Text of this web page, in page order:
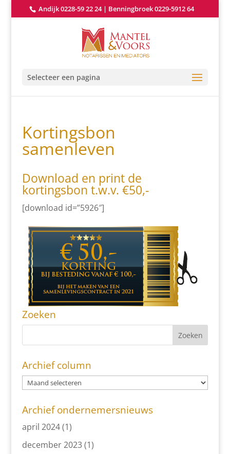
Andijk 0228-59 22 24| Benningbroek 0229-5912 64
Selecteer een pagina
Kortingsbon
samenleven
Download en print de
kortingsbon t.w.v. €50,-
[download id=”5926″]
Zoeken
Archief column
Archief ondernemersnieuws
april 2024(1)
december 2023(1)